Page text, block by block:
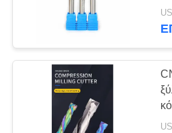
ΓΎΡΟΣ
ΕΡΓΟΣΤΑΣΊΩΝ
ΠΟΙΟΤΙΚΌΣ
CNC ένθετα
καρβιδίου